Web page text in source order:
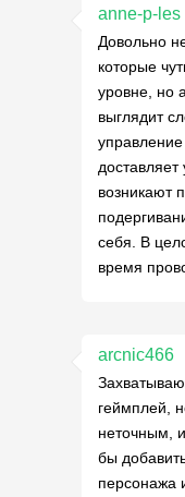
anne-p-les
Довольно
которые
уровне, но
выглядит
доставляет
возникают
себя. В
время
arcnic466
геймплей,
неточным,
бы
персонажа